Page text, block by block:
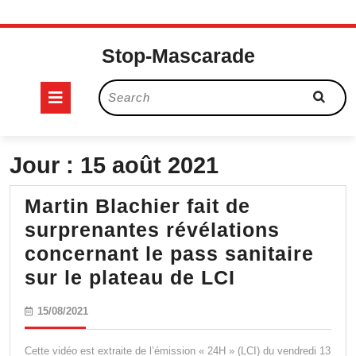
Skip
Stop-Mascarade
Open
Search
for:
Jour : 15 août 2021
Martin Blachier fait de
surprenantes révélations
concernant le pass sanitaire
sur le plateau de LCI
fait
de
15/08/202115/08/2021
Cette vidéo est extraite de l’émission « 24H » (LCI) du vendredi 13